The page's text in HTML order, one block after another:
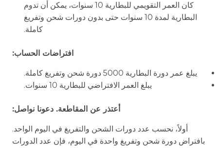
كان العمر التقويمي للبطارية 10 سنوات، يمكن أن تدوم
البطارية لمدة 10 سنوات حتى بدون دورات شحن وتفريغ
كاملة.
افتراضات الحساب:
يبلغ عمر دورة البطارية 5000 دورة شحن وتفريغ كاملة.
يبلغ العمر الافتراضي للبطارية 10 سنوات.
أعتذر عن المقاطعة. دعونا نواصل:
أولاً، نحسب عدد دورات الشحن والتفريغ في اليوم الواحد.
بافتراض دورة شحن وتفريغ واحدة في اليوم، فإن عدد الدورات